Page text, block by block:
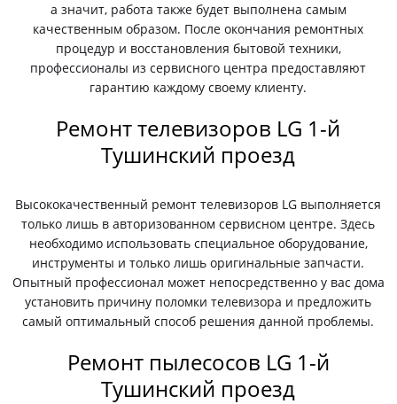
а значит, работа также будет выполнена самым
качественным образом. После окончания ремонтных
процедур и восстановления бытовой техники,
профессионалы из сервисного центра предоставляют
гарантию каждому своему клиенту.
Ремонт телевизоров LG 1-й
Тушинский проезд
Высококачественный ремонт телевизоров LG выполняется
только лишь в авторизованном сервисном центре. Здесь
необходимо использовать специальное оборудование,
инструменты и только лишь оригинальные запчасти.
Опытный профессионал может непосредственно у вас дома
установить причину поломки телевизора и предложить
самый оптимальный способ решения данной проблемы.
Ремонт пылесосов LG 1-й
Тушинский проезд